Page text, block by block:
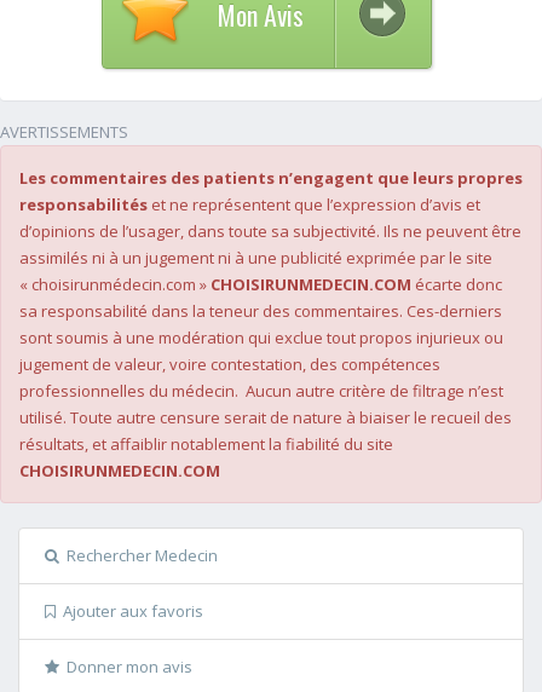
Mon Avis
AVERTISSEMENTS
Les commentaires des patients n’engagent que leurs propres
responsabilités et ne représentent que l’expression d’avis et
d’opinions de l’usager, dans toute sa subjectivité. Ils ne peuvent être
assimilés ni à un jugement ni à une publicité exprimée par le site
« choisirunmédecin.com » CHOISIRUNMEDECIN.COM écarte donc
sa responsabilité dans la teneur des commentaires. Ces-derniers
sont soumis à une modération qui exclue tout propos injurieux ou
jugement de valeur, voire contestation, des compétences
professionnelles du médecin. Aucun autre critère de filtrage n’est
utilisé. Toute autre censure serait de nature à biaiser le recueil des
résultats, et affaiblir notablement la fiabilité du site
CHOISIRUNMEDECIN.COM
Rechercher Medecin
Ajouter aux favoris
Donner mon avis